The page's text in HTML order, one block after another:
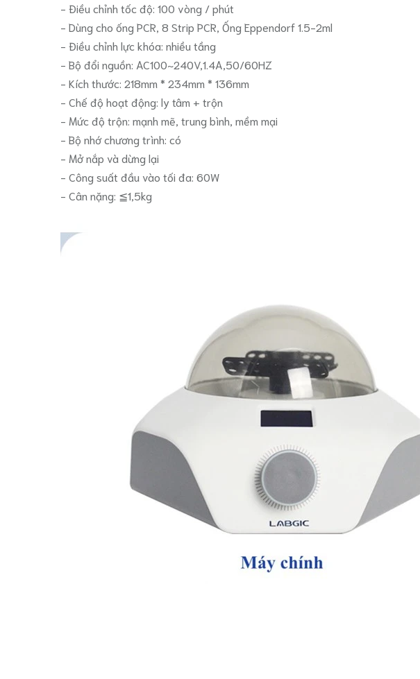
- Điều chỉnh tốc độ: 100 vòng / phút
- Dùng cho ống PCR, 8 Strip PCR, Ống Eppendorf 1.5-2ml
- Điều chỉnh lực khóa: nhiều tầng
- Bộ đổi nguồn: AC100~240V,1.4A,50/60HZ
- Kích thước: 218mm * 234mm * 136mm
- Chế độ hoạt động: ly tâm + trộn
- Mức độ trộn: mạnh mẽ, trung bình, mềm mại
- Bộ nhớ chương trình: có
- Mở nắp và dừng lại
- Công suất đầu vào tối đa: 60W
- Cân nặng: ≦1,5kg